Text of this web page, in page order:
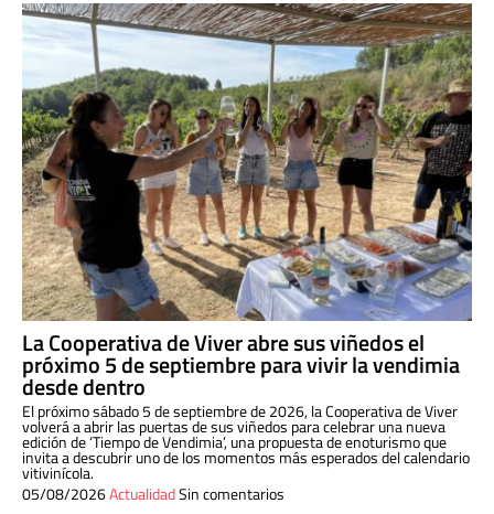
La Cooperativa de Viver abre sus viñedos el
próximo 5 de septiembre para vivir la vendimia
desde dentro
El próximo sábado 5 de septiembre de 2026, la Cooperativa de Viver
volverá a abrir las puertas de sus viñedos para celebrar una nueva
edición de ‘Tiempo de Vendimia’, una propuesta de enoturismo que
invita a descubrir uno de los momentos más esperados del calendario
vitivinícola.
05/08/2026ActualidadSin comentarios